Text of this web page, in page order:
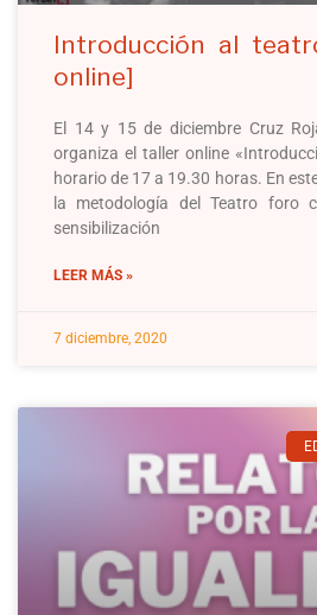
Introducción al
online]
El 14 y 15 de diciembre Cruz
organiza el taller online
horario de 17 a 19.30 horas. En
la metodología del Teatro foro
sensibilización
LEER MÁS »
7 diciembre, 2020